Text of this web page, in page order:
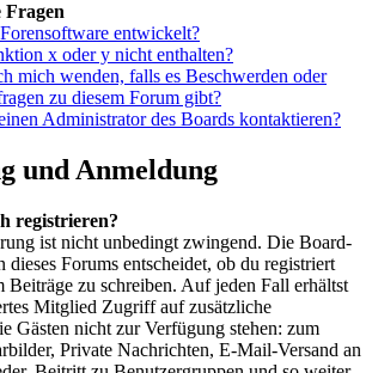
Fragen
entwickelt?
x oder y nicht enthalten?
mich wenden, falls es Beschwerden oder
zu diesem Forum gibt?
Administrator des Boards kontaktieren?
und Anmeldung
registrieren?
ist nicht unbedingt zwingend. Die Board-
dieses Forums entscheidet, ob du registriert
Beiträge zu schreiben. Auf jeden Fall erhältst
Mitglied Zugriff auf zusätzliche
Gästen nicht zur Verfügung stehen: zum
Private Nachrichten, E-Mail-Versand an